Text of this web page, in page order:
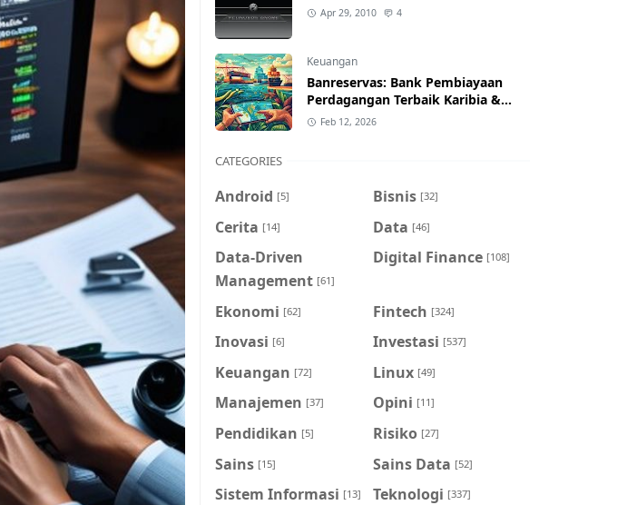
Apr 29, 2010 4
Keuangan
Banreservas: Bank Pembiayaan
Perdagangan Terbaik Karibia &
Pelajaran untuk Indonesia
Feb 12, 2026
CATEGORIES
Android [5] Bisnis [32]
Cerita [14] Data [46]
Data-Driven
Management [61]
Digital Finance [108]
Ekonomi [62] Fintech [324]
Inovasi [6] Investasi [537]
Keuangan [72] Linux [49]
Manajemen [37] Opini [11]
Pendidikan [5] Risiko [27]
Sains [15] Sains Data [52]
Sistem Informasi [13] Teknologi [337]